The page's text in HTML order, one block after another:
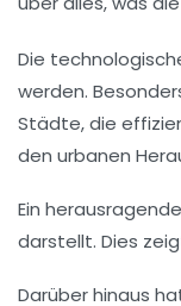
Die
werden.
Städte, die
den urbanen
Ein
darstellt. Dies
Darüber hinaus